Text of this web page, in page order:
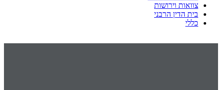
צוואות וירושות
בית הדין הרבני
כללי